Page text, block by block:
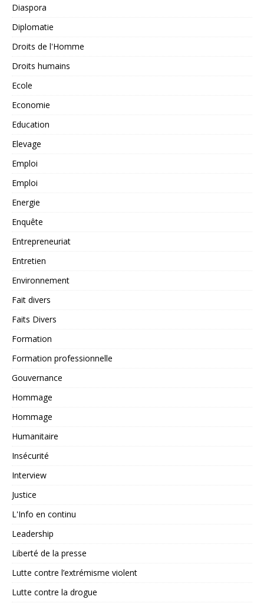
Diaspora
Diplomatie
Droits de l'Homme
Droits humains
Ecole
Economie
Education
Elevage
Emploi
Emploi
Energie
Enquête
Entrepreneuriat
Entretien
Environnement
Fait divers
Faits Divers
Formation
Formation professionnelle
Gouvernance
Hommage
Hommage
Humanitaire
Insécurité
Interview
Justice
L'Info en continu
Leadership
Liberté de la presse
Lutte contre l’extrémisme violent
Lutte contre la drogue